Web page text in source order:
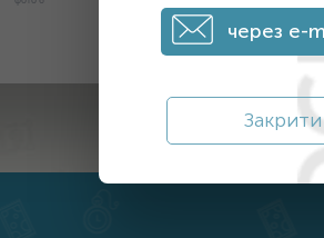
После
течение дня с
через e-
Закрити